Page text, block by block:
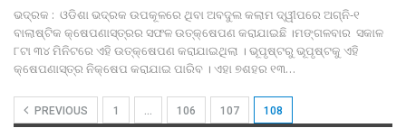
ଭଦ୍ରକ : ଓଡିଶା ଭଦ୍ରକ ଉପକୂଳରେ ଥିବା ଅବଦୁଲ କଲାମ ଦ୍ୱୀପରେ ଅଗ୍ନି-୧
ବାଲାଷ୍ଟିକ କ୍ଷେପଣାସ୍ତ୍ରର ସଫଳ ଉତ୍‌କ୍ଷେପଣ କରାଯାଇଛି ।ମଙ୍ଗଳବାର ସକାଳ
୮ଟା ୩୪ ମିନିଟରେ ଏହି ଉତ୍‌କ୍ଷେପଣ କରାଯାଇଥିଲା । ଭୂପୃଷ୍ଟରୁ ଭୂପୃଷ୍ଟକୁ ଏହି
କ୍ଷେପଣାସ୍ତ୍ର ନିକ୍ଷେପ କରାଯାଇ ପାରିବ । ଏହା ୭ଶହର ୧୩…
PREVIOUS 1 … 106 107 108